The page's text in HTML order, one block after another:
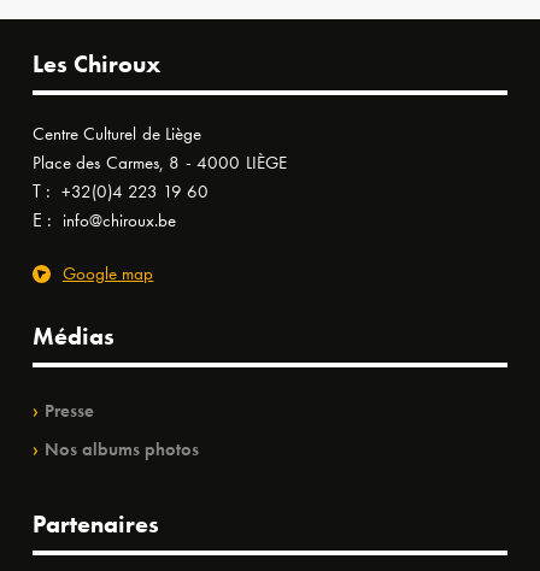
Les Chiroux
Centre Culturel de Liège
Place des Carmes, 8 - 4000 LIÈGE
T : +32(0)4 223 19 60
E : info@chiroux.be
Google map
Médias
Presse
Nos albums photos
Partenaires